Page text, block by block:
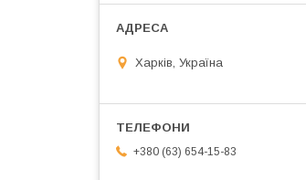
Харків, Україна
+380 (63) 654-15-83